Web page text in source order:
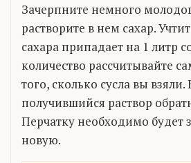
Зачерпните немного
растворите в нем сахар.
сахара припадает на 1 литр
количество рассчитывайте
того, сколько сусла вы взяли.
получившийся раствор
Перчатку необходимо будет
новую.